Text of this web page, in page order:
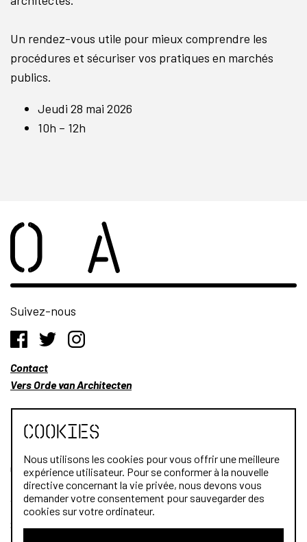
Un rendez-vous utile pour mieux comprendre les
procédures et sécuriser vos pratiques en marchés
publics.
Jeudi 28 mai 2026
10h – 12h
Suivez-nous
Contact
Vers Orde van Architecten
Qui sommes-nous?
Architectes
Stagiaires
Cookies
Nous utilisons les cookies pour vous offrir une meilleure
expérience utilisateur. Pour se conformer à la nouvelle
directive concernant la vie privée, nous devons vous
demander votre consentement pour sauvegarder des
cookies sur votre ordinateur.